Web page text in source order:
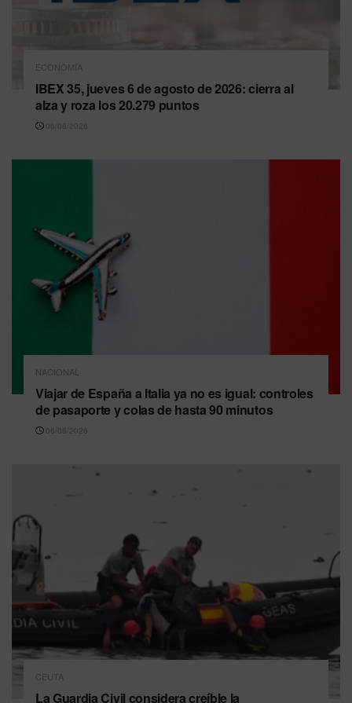
ECONOMÍA
IBEX 35, jueves 6 de agosto de 2026: cierra al
alza y roza los 20.279 puntos
06/08/2026
NACIONAL
Viajar de España a Italia ya no es igual: controles
de pasaporte y colas de hasta 90 minutos
06/08/2026
CEUTA
La Guardia Civil considera creíble la